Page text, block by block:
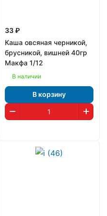
33 ₽
Каша овсяная черникой,
брусникой, вишней 40гр
Макфа 1/12
В наличии
В корзину